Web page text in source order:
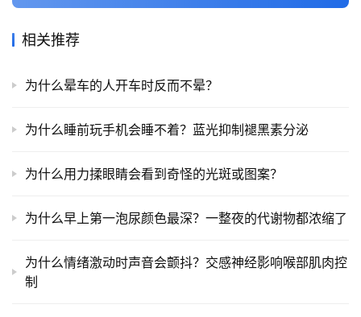
相关推荐
为什么晕车的人开车时反而不晕？
为什么睡前玩手机会睡不着？蓝光抑制褪黑素分泌
为什么用力揉眼睛会看到奇怪的光斑或图案？
为什么早上第一泡尿颜色最深？一整夜的代谢物都浓缩了
为什么情绪激动时声音会颤抖？交感神经影响喉部肌肉控
制